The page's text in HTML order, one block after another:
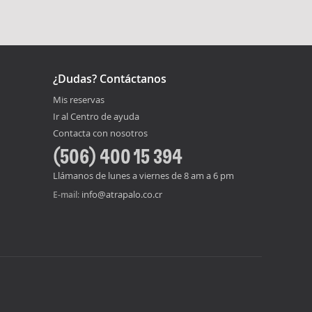
¿Dudas? Contáctanos
Mis reservas
Ir al Centro de ayuda
Contacta con nosotros
(506) 400 15 394
Llámanos de lunes a viernes de 8 am a 6 pm
E-mail: info@atrapalo.co.cr